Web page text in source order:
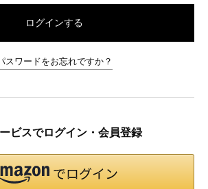
ログインする
スワードをお忘れですか？
ビスでログイン・会員登録